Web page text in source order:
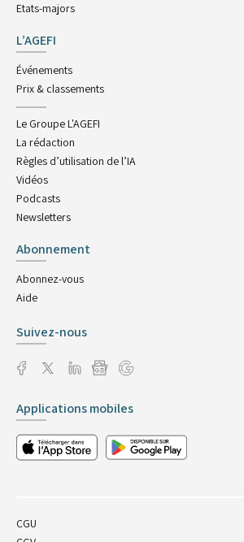
Etats-majors
L’AGEFI
Événements
Prix & classements
Le Groupe L'AGEFI
La rédaction
Règles d’utilisation de l’IA
Vidéos
Podcasts
Newsletters
Abonnement
Abonnez-vous
Aide
Suivez-nous
Applications mobiles
CGU